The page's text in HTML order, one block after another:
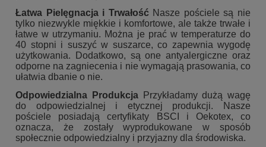
Łatwa Pielęgnacja i TrwałośćNasze pościele są nie
tylko niezwykle miękkie i komfortowe, ale także trwałe i
łatwe w utrzymaniu. Można je prać w temperaturze do
40 stopni i suszyć w suszarce, co zapewnia wygodę
użytkowania. Dodatkowo, są one antyalergiczne oraz
odporne na zagniecenia i nie wymagają prasowania, co
ułatwia dbanie o nie.
Odpowiedzialna ProdukcjaPrzykładamy dużą wagę
do odpowiedzialnej i etycznej produkcji. Nasze
pościele posiadają certyfikaty BSCI i Oekotex, co
oznacza, że zostały wyprodukowane w sposób
społecznie odpowiedzialny i przyjazny dla środowiska.